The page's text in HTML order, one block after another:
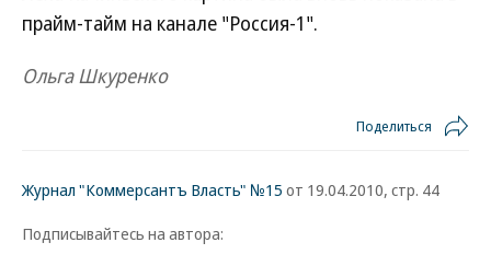
прайм-тайм на канале "Россия-1".
Ольга Шкуренко
Поделиться
Журнал "Коммерсантъ Власть" №15 от 19.04.2010, стр. 44
Подписывайтесь на автора: